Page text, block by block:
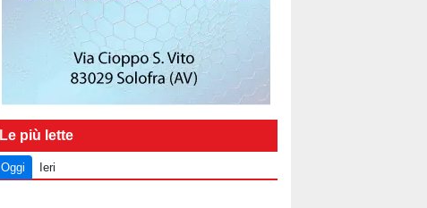
Le più lette
Oggi Ieri